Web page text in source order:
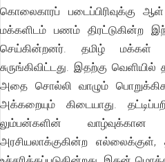
கொலைகாரப் படைப்பிரிவுக்கு ஆள்
மக்களிடம் பணம் திரட்டுகின்ற
செய்கின்றனர். தமிழ்
சுருங்கிவிட்டது. இதற்கு வெளியில்
அதை சொல்லி வாழும்
அக்கறையும் கிடையாது.
லும்பன்களின் வாழ்வுக்கான
அரசியலாக்குகின்ற